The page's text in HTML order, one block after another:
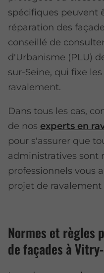
spécifiques peuvent
réparation des
conseillé de
d'Urbanisme (PLU)
sur-Seine, qui fixe
ravalement.
Dans tous les cas,
de nos experts en
pour s'assurer que
administratives sont
professionnels vous
projet de
Normes et règles
de façades à